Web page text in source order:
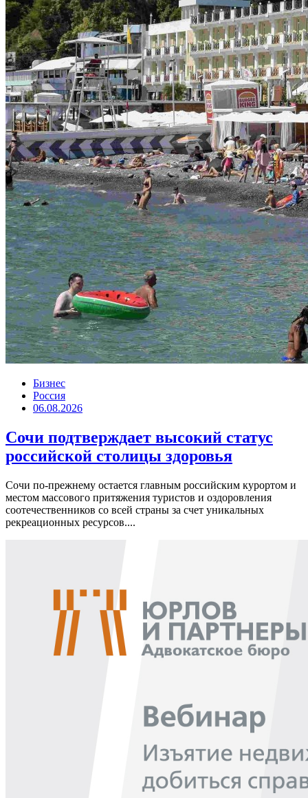
Бизнес
Россия
06.08.2026
Сочи подтверждает высокий статус
российской столицы здоровья
Сочи по-прежнему остается главным российским курортом и
местом массового притяжения туристов и оздоровления
соотечественников со всей страны за счет уникальных
рекреационных ресурсов....